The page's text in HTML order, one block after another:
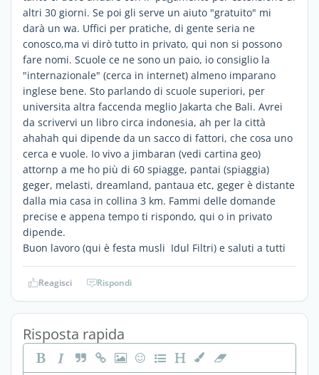
altri 30 giorni. Se poi gli serve un aiuto "gratuito" mi
darà un wa. Uffici per pratiche, di gente seria ne
conosco,ma vi dirò tutto in privato, qui non si possono
fare nomi. Scuole ce ne sono un paio, io consiglio la
"internazionale" (cerca in internet) almeno imparano
inglese bene. Sto parlando di scuole superiori, per
universita altra faccenda meglio Jakarta che Bali. Avrei
da scrivervi un libro circa indonesia, ah per la città
ahahah qui dipende da un sacco di fattori, che cosa uno
cerca e vuole. Io vivo a jimbaran (vedi cartina geo)
attornp a me ho più di 60 spiagge, pantai (spiaggia)
geger, melasti, dreamland, pantaua etc, geger è distante
dalla mia casa in collina 3 km. Fammi delle domande
precise e appena tempo ti rispondo, qui o in privato
dipende.
Buon lavoro (qui è festa musli Idul Filtri) e saluti a tutti
Reagisci Rispondi
Risposta rapida